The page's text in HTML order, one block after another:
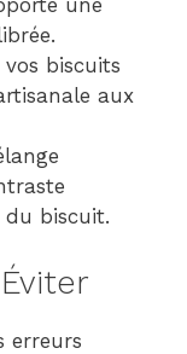
une
biscuits
aux
du biscuit.
erreurs